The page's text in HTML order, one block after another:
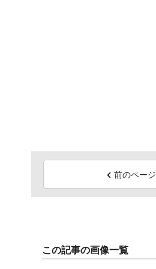
前のページ
この記事の画像一覧